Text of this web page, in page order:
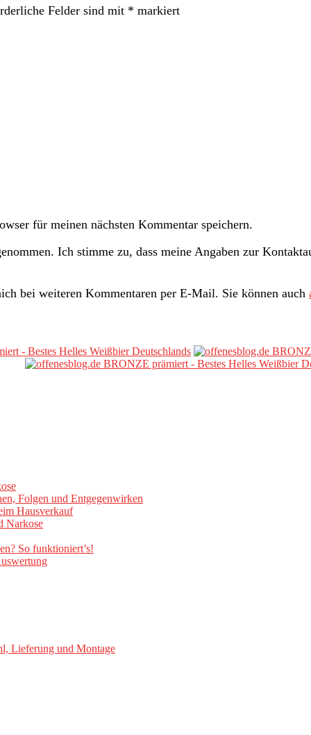
Felder sind mit * markiert
für meinen nächsten Kommentar speichern.
Ich stimme zu, dass meine Angaben zur
bei weiteren Kommentaren per E-Mail. Sie können auch
Folgen und Entgegenwirken
Hausverkauf
Narkose
So funktioniert’s!
Lieferung und Montage